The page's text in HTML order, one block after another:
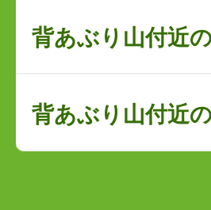
背あぶり山付近
背あぶり山付近